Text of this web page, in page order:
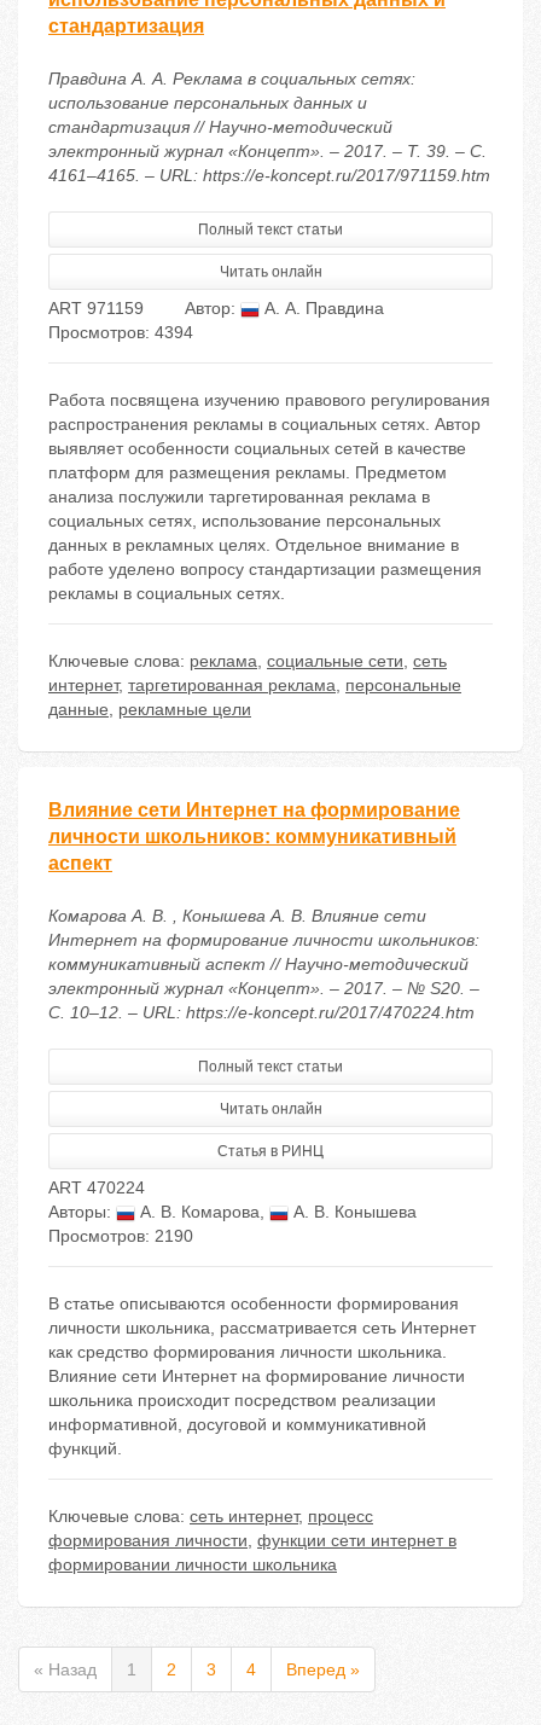
стандартизация
Правдина А. А. Реклама в социальных сетях:
использование персональных данных и
стандартизация // Научно-методический
электронный журнал «Концепт». – 2017. – Т. 39. – С.
4161–4165. – URL: https://e-koncept.ru/2017/971159.htm
Полный текст статьи
Читать онлайн
ART 971159 Автор:
А. А. Правдина
Просмотров: 4394
Работа посвящена изучению правового регулирования
распространения рекламы в социальных сетях. Автор
выявляет особенности социальных сетей в качестве
платформ для размещения рекламы. Предметом
анализа послужили таргетированная реклама в
социальных сетях, использование персональных
данных в рекламных целях. Отдельное внимание в
работе уделено вопросу стандартизации размещения
рекламы в социальных сетях.
Ключевые слова: реклама, социальные сети, сеть
интернет, таргетированная реклама, персональные
данные, рекламные цели
Влияние сети Интернет на формирование
личности школьников: коммуникативный
аспект
Комарова А. В. , Конышева А. В. Влияние сети
Интернет на формирование личности школьников:
коммуникативный аспект // Научно-методический
электронный журнал «Концепт». – 2017. – № S20. –
С. 10–12. – URL: https://e-koncept.ru/2017/470224.htm
Полный текст статьи
Читать онлайн
Статья в РИНЦ
ART 470224
Авторы:
А. В. Комарова,
А. В. Конышева
Просмотров: 2190
В статье описываются особенности формирования
личности школьника, рассматривается сеть Интернет
как средство формирования личности школьника.
Влияние сети Интернет на формирование личности
школьника происходит посредством реализации
информативной, досуговой и коммуникативной
функций.
Ключевые слова: сеть интернет, процесс
формирования личности, функции сети интернет в
формировании личности школьника
« Назад 1 2 3 4 Вперед »